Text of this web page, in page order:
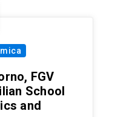
FGV
School
and